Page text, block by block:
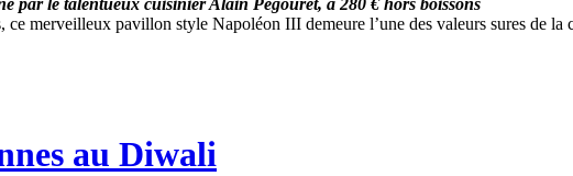
merveilleux pavillon style Napoléon III demeure l’une des valeurs sures de
au Diwali